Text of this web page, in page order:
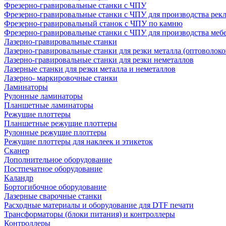
Фрезерно-гравировальные станки с ЧПУ
Фрезерно-гравировальные станки с ЧПУ для производства
Фрезерно-гравировальный станок с ЧПУ по камню
Фрезерно-гравировальные станки с ЧПУ для производства
Лазерно-гравировальные станки
Лазерно-гравировальные станки для резки металла
Лазерно-гравировальные станки для резки неметаллов
Лазерные станки для резки металла и неметаллов
Лазерно- маркировочные станки
Ламинаторы
Рулонные ламинаторы
Планшетные ламинаторы
Режущие плоттеры
Планшетные режущие плоттеры
Рулонные режущие плоттеры
Режущие плоттеры для наклеек и этикеток
Сканер
Дополнительное оборудование
Постпечатное оборудование
Каландр
Бортогибочное оборудование
Лазерные сварочные станки
Расходные материалы и оборудование для DTF печати
Трансформаторы (блоки питания) и контроллеры
Контроллеры